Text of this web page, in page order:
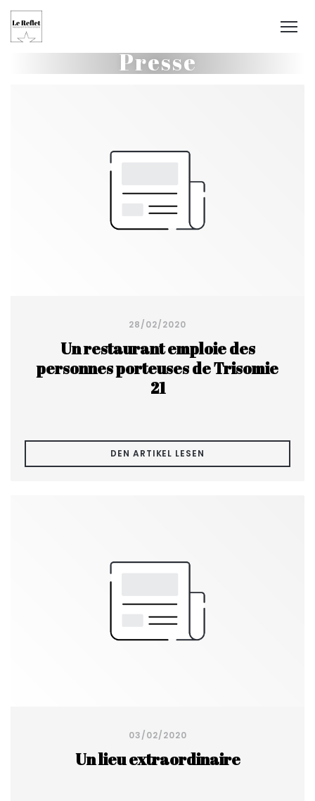
Presse
28/02/2020
Un restaurant emploie des
personnes porteuses de Trisomie
21
DEN ARTIKEL LESEN
03/02/2020
Un lieu extraordinaire